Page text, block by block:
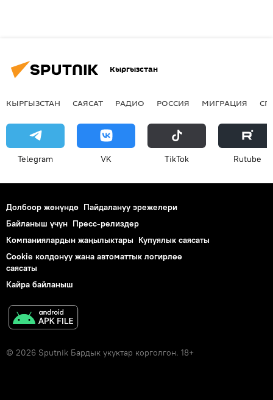
Кыргызстан
КЫРГЫЗСТАН САЯСАТ РАДИО РОССИЯ МИГРАЦИЯ
Telegram VK ТikТоk Rutube
Долбоор жөнүндө Пайдалануу эрежелери
Байланыш үчүн Пресс-релиздер
Компаниялардын жаңылыктары Купуялык саясаты
Cookie колдонуу жана автоматтык логирлөө
саясаты
Кайра байланыш
© 2026 Sputnik Бардык укуктар корголгон. 18+